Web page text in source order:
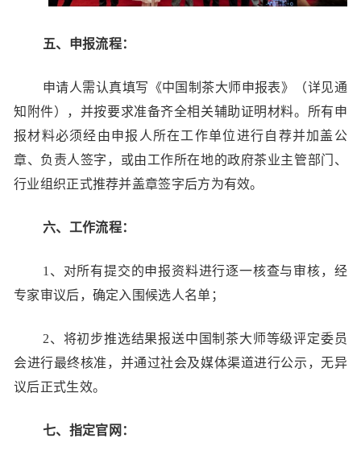
五、申报流程：
申请人需认真填写《中国制茶大师申报表》（详见通
知附件），并按要求准备齐全相关辅助证明材料。所有申
报材料必须经由申报人所在工作单位进行自荐并加盖公
章、负责人签字，或由工作所在地的政府茶业主管部门、
行业组织正式推荐并盖章签字后方为有效。
六、工作流程：
1、对所有提交的申报资料进行逐一核查与审核，经
专家审议后，确定入围候选人名单；
2、将初步推选结果报送中国制茶大师等级评定委员
会进行最终核准，并通过社会及媒体渠道进行公示，无异
议后正式生效。
七、 指定官 网：